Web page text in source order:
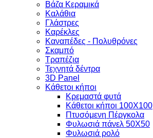
Βάζα Κεραμικά
Καλάθια
Γλάστρες
Καρέκλες
Καναπέδες - Πολυθρόνες
Σκαμπό
Τραπέζια
Τεχνητά δέντρα
3D Panel
Κάθετοι κήποι
Κρεμαστά φυτά
Κάθετοι κήποι 100Χ100
Πτυσόμενη Πέργκολα
Φυλωσιά πάνελ 50Χ50
Φυλωσιά ρολό